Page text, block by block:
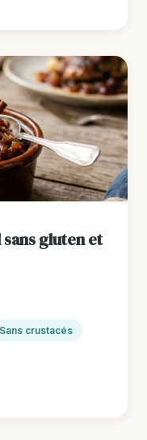
gluten et
Sans crustacés